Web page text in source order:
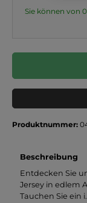
Sie können von
Produktnummer:
Beschreibung
Entdecken Sie
Jersey in edlem
Tauchen Sie ein i…